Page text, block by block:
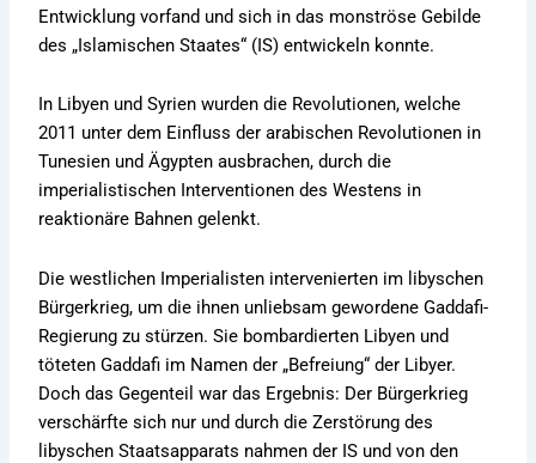
Entwicklung vorfand und sich in das monströse Gebilde
des „Islamischen Staates“ (IS) entwickeln konnte.
In Libyen und Syrien wurden die Revolutionen, welche
2011 unter dem Einfluss der arabischen Revolutionen in
Tunesien und Ägypten ausbrachen, durch die
imperialistischen Interventionen des Westens in
reaktionäre Bahnen gelenkt.
Die westlichen Imperialisten intervenierten im libyschen
Bürgerkrieg, um die ihnen unliebsam gewordene Gaddafi-
Regierung zu stürzen. Sie bombardierten Libyen und
töteten Gaddafi im Namen der „Befreiung“ der Libyer.
Doch das Gegenteil war das Ergebnis: Der Bürgerkrieg
verschärfte sich nur und durch die Zerstörung des
libyschen Staatsapparats nahmen der IS und von den